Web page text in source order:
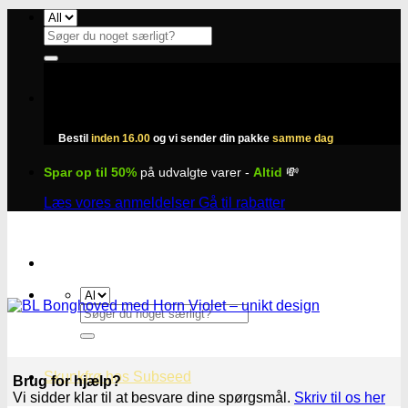
Fortsæt
indhold
Søg
efter:
Bestil inden 16.00 og vi sender din pakke samme dag
Spar op til 50% på udvalgte varer - Altid 💸
Læs vores anmeldelser Gå til rabatter
Søg
efter:
Skunkfrø hos Subseed
Brug for hjælp?
Vi sidder klar til at besvare dine spørgsmål. Skriv til os her